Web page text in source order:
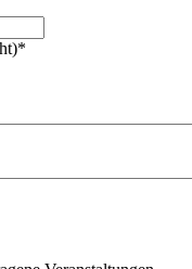
*